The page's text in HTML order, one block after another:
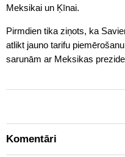
Meksikai un Ķīnai.
Pirmdien tika ziņots, ka
atlikt jauno tarifu
sarunām ar Meksikas
Komentāri